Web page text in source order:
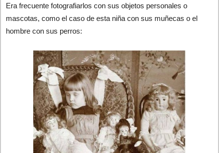
Era frecuente fotografiarlos con sus objetos personales o
mascotas, como el caso de esta niña con sus muñecas o el
hombre con sus perros: